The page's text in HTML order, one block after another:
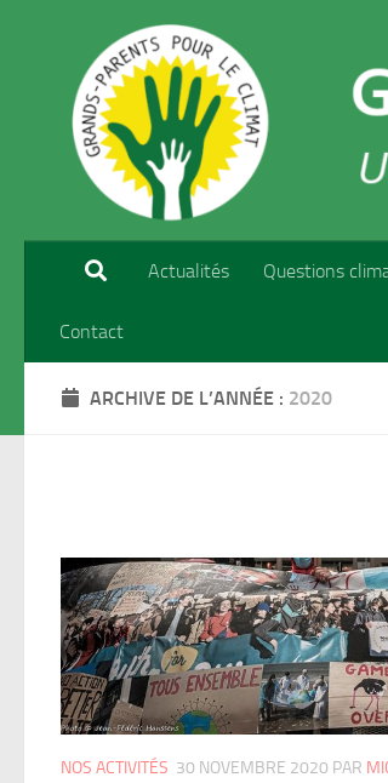
Skip to content
Actualités Questions
Contact
ARCHIVE DE L’ANNÉE : 2020
NOS ACTIVITÉS 30 NOVEMBRE 2020 PAR